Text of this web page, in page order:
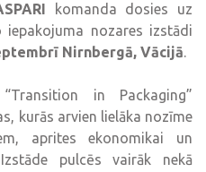
komanda dosies uz
nozares izstādi
Nirnbergā, Vācijā.
in Packaging”
kurās arvien lielāka nozīme
aprites ekonomikai un
pulcēs vairāk nekā